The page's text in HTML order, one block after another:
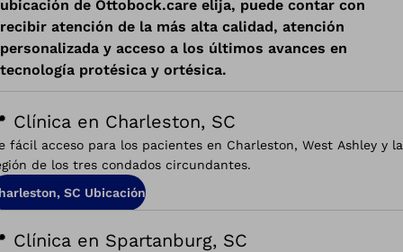
ubicación de Ottobock.care elija, puede contar con
recibir atención de la más alta calidad, atención
personalizada y acceso a los últimos avances en
tecnología protésica y ortésica.
Clínica en Charleston, SC
fácil acceso para los pacientes en Charleston, West Ashley y la
de los tres condados circundantes.
SC Ubicación
Clínica en Spartanburg, SC